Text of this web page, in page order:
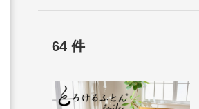
64 件